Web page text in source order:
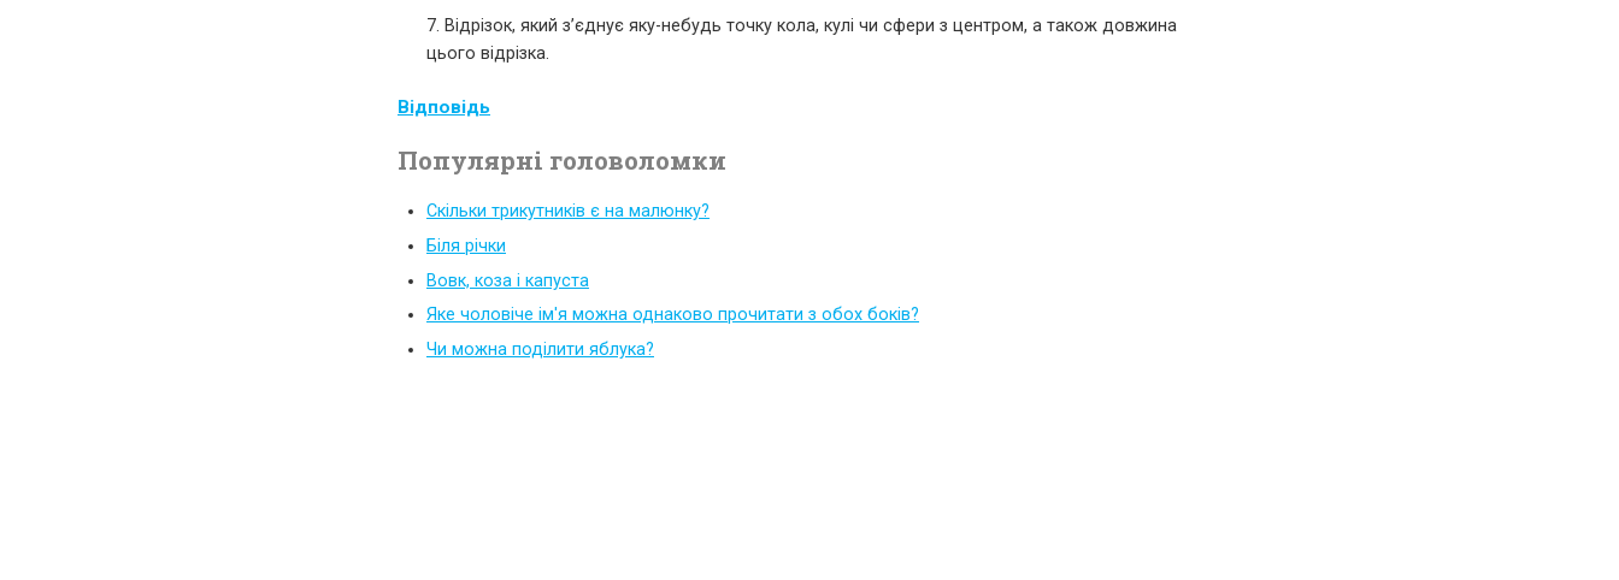
7. Відрізок, який з’єднує яку-небудь точку кола, кулі чи сфери з центром, а також довжина
цього відрізка.
Відповідь
Популярні головоломки
Скільки трикутників є на малюнку?
Біля річки
Вовк, коза і капуста
Яке чоловіче ім'я можна однаково прочитати з обох боків?
Чи можна поділити яблука?